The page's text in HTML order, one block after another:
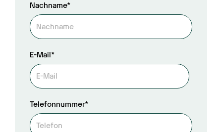
Nachname*
E-Mail*
Telefonnummer*